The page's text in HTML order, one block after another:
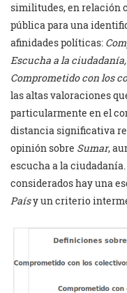
similitudes, en relación
pública para una
afinidades políticas:
Escucha a la
Comprometido con los
las altas valoraciones
particularmente en el
distancia significativa
opinión sobre Sumar,
escucha a la
considerados hay una
Paísy un criterio